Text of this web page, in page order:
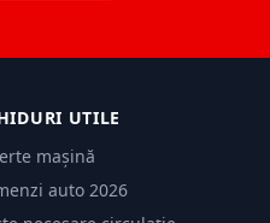
UTILE
mașină
auto 2026